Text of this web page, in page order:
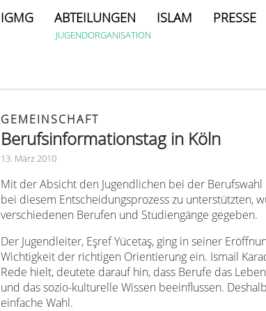
IGMG ABTEILUNGEN ISLAM PRESSE
JUGENDORGANISATION
GEMEINSCHAFT
Berufsinformationstag in Köln
13. März 2010
Mit der Absicht den Jugendlichen bei der
bei diesem Entscheidungsprozess zu unterstützten,
verschiedenen Berufen und Studiengänge gegeben.
Der Jugendleiter, Eşref Yücetaş, ging in seiner
Wichtigkeit der richtigen Orientierung ein. Ismail
Rede hielt, deutete darauf hin, dass Berufe das
und das sozio-kulturelle Wissen beeinflussen.
einfache Wahl.